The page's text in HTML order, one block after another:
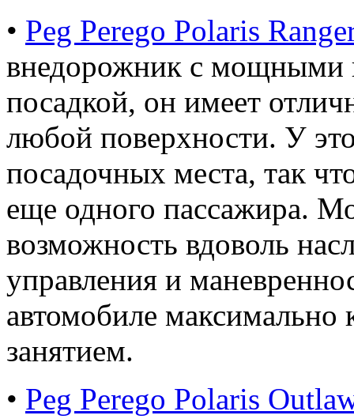
• Peg Perego Polaris
внедорожник с мощными
посадкой, он имеет
любой поверхности. У
посадочных места, так
еще одного пассажира.
возможность вдоволь
управления и
автомобиле
занятием.
• Peg Perego Polaris